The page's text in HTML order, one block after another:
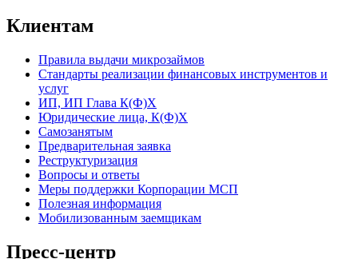
Клиентам
Правила выдачи микрозаймов
Стандарты реализации финансовых инструментов и
услуг
ИП, ИП Глава К(Ф)Х
Юридические лица, К(Ф)Х
Самозанятым
Предварительная заявка
Реструктуризация
Вопросы и ответы
Меры поддержки Корпорации МСП
Полезная информация
Мобилизованным заемщикам
Пресс-центр